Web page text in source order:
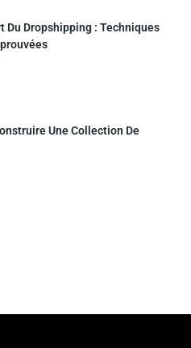
Du Dropshipping : Techniques
Une Collection De